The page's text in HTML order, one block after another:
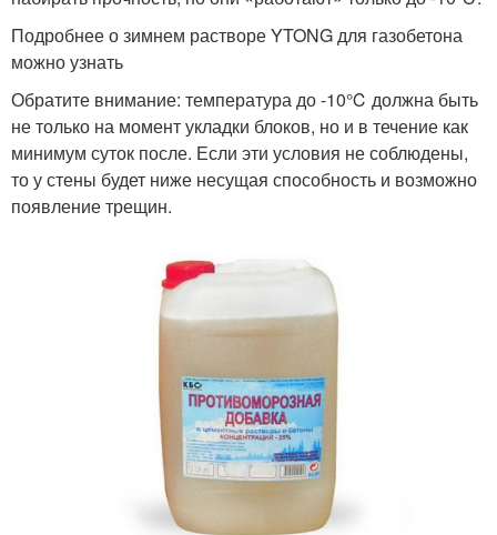
Подробнее о зимнем растворе YTONG для газобетона
можно узнать
Обратите внимание: температура до -10℃ должна быть
не только на момент укладки блоков, но и в течение как
минимум суток после. Если эти условия не соблюдены,
то у стены будет ниже несущая способность и возможно
появление трещин.